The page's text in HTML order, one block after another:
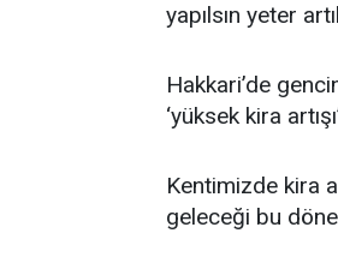
yapılsın yeter
Hakkari’de
‘yüksek kira
Kentimizde kira
geleceği bu